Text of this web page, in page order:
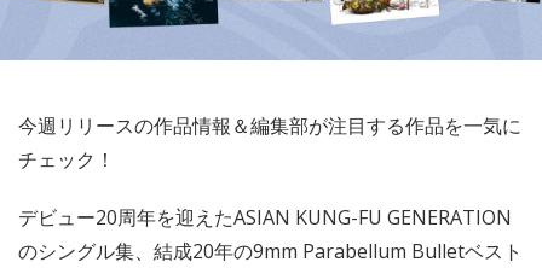
今週リリースの作品情報＆編集部が注目する作品を一気に
チェック！
デビュー20周年を迎えたASIAN KUNG-FU GENERATION
のシングル集、結成20年の9mm Parabellum Bulletベスト